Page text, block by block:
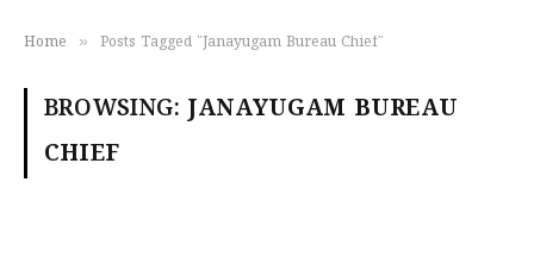
Home » Posts Tagged "Janayugam Bureau Chief"
BROWSING: JANAYUGAM BUREAU
CHIEF